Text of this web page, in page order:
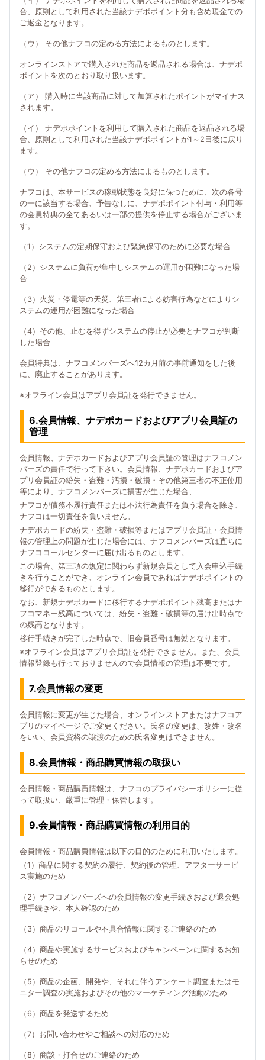
合、原則として利用された当該ナデポポイント分も含め現金での
ご返金となります。
（ウ） その他ナフコの定める方法によるものとします。
オンラインストアで購入された商品を返品される場合は、ナデポ
ポイントを次のとおり取り扱います。
（ア） 購入時に当該商品に対して加算されたポイントがマイナス
されます。
（イ） ナデポポイントを利用して購入された商品を返品される場
合、原則として利用された当該ナデポポイントが1～2日後に戻り
ます。
（ウ） その他ナフコの定める方法によるものとします。
ナフコは、本サービスの稼動状態を良好に保つために、次の各号
の一に該当する場合、予告なしに、ナデポポイント付与・利用等
の会員特典の全てあるいは一部の提供を停止する場合がございま
す。
（1）システムの定期保守および緊急保守のために必要な場合
（2）システムに負荷が集中しシステムの運用が困難になった場
合
（3）火災・停電等の天災、第三者による妨害行為などによりシ
ステムの運用が困難になった場合
（4）その他、止むを得ずシステムの停止が必要とナフコが判断
した場合
会員特典は、ナフコメンバーズへ12カ月前の事前通知をした後
に、廃止することがあります。
※オフライン会員はアプリ会員証を発行できません。
6.会員情報、ナデポカードおよびアプリ会員証の
管理
会員情報、ナデポカードおよびアプリ会員証の管理はナフコメン
バーズの責任で行って下さい。会員情報、ナデポカードおよびア
プリ会員証の紛失・盗難・汚損・破損・その他第三者の不正使用
等により、ナフコメンバーズに損害が生じた場合、
ナフコが債務不履行責任または不法行為責任を負う場合を除き、
ナフコは一切責任を負いません。
ナデポカードの紛失・盗難・破損等またはアプリ会員証・会員情
報の管理上の問題が生じた場合には、ナフコメンバーズは直ちに
ナフココールセンターに届け出るものとします。
この場合、第三項の規定に関わらず新規会員として入会申込手続
きを行うことができ、オンライン会員であればナデポポイントの
移行ができるものとします。
なお、新規ナデポカードに移行するナデポポイント残高またはナ
フコマネー残高については、紛失・盗難・破損等の届け出時点で
の残高となります。
移行手続きが完了した時点で、旧会員番号は無効となります。
※オフライン会員はアプリ会員証を発行できません。また、会員
情報登録も行っておりませんので会員情報の管理は不要です。
7.会員情報の変更
会員情報に変更が生じた場合、オンラインストアまたはナフコア
プリのマイページでご変更ください。氏名の変更は、改姓・改名
をいい、会員資格の譲渡のための氏名変更はできません。
8.会員情報・商品購買情報の取扱い
会員情報・商品購買情報は、ナフコのプライバシーポリシーに従
って取扱い、厳重に管理・保管します。
9.会員情報・商品購買情報の利用目的
会員情報・商品購買情報は以下の目的のために利用いたします。
（1）商品に関する契約の履行、契約後の管理、アフターサービ
ス実施のため
（2）ナフコメンバーズへの会員情報の変更手続きおよび退会処
理手続きや、本人確認のため
（3）商品のリコールや不具合情報に関するご連絡のため
（4）商品や実施するサービスおよびキャンペーンに関するお知
らせのため
（5）商品の企画、開発や、それに伴うアンケート調査またはモ
ニター調査の実施およびその他のマーケティング活動のため
（6）商品を発送するため
（7）お問い合わせやご相談への対応のため
（8）商談・打合せのご連絡のため